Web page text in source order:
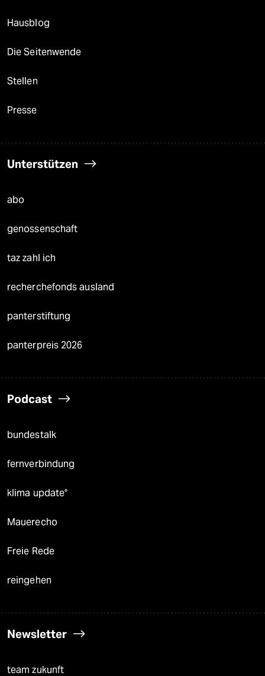
Hausblog
Die Seitenwende
Stellen
Presse
Unterstützen
abo
genossenschaft
taz zahl ich
recherchefonds ausland
panterstiftung
panterpreis 2026
Podcast
bundestalk
fernverbindung
klima update°
Mauerecho
Freie Rede
reingehen
Newsletter
team zukunft